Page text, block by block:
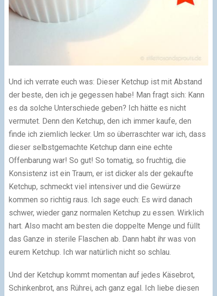
Und ich verrate euch was: Dieser Ketchup ist mit Abstand
der beste, den ich je gegessen habe! Man fragt sich: Kann
es da solche Unterschiede geben? Ich hätte es nicht
vermutet. Denn den Ketchup, den ich immer kaufe, den
finde ich ziemlich lecker. Um so überraschter war ich, dass
dieser selbstgemachte Ketchup dann eine echte
Offenbarung war! So gut! So tomatig, so fruchtig, die
Konsistenz ist ein Traum, er ist dicker als der gekaufte
Ketchup, schmeckt viel intensiver und die Gewürze
kommen so richtig raus. Ich sage euch: Es wird danach
schwer, wieder ganz normalen Ketchup zu essen. Wirklich
hart. Also macht am besten die doppelte Menge und füllt
das Ganze in sterile Flaschen ab. Dann habt ihr was von
eurem Ketchup. Ich war natürlich nicht so schlau.
Und der Ketchup kommt momentan auf jedes Käsebrot,
Schinkenbrot, ans Rührei, ach ganz egal. Ich liebe diesen